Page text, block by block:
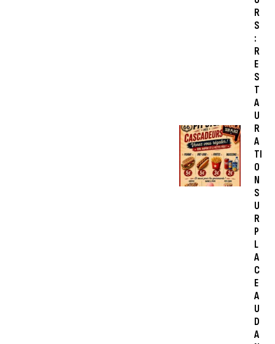
R
S
:
R
E
S
T
A
U
R
A
TI
O
N
S
U
R
P
L
A
C
E
A
U
D
A